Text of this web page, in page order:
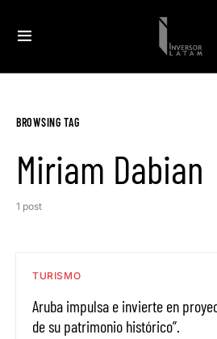
BROWSING TAG
Miriam Dabian
1 post
TURISMO
Aruba impulsa e invierte en
de su patrimonio histórico”.